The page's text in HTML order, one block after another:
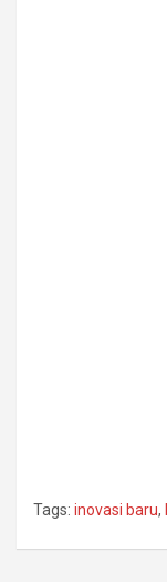
Tags: inovasi baru,